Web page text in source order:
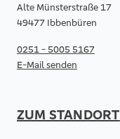
Alte Münsterstraße 17
49477 Ibbenbüren
0251 - 5005 5167
E-Mail senden
ZUM STANDORT